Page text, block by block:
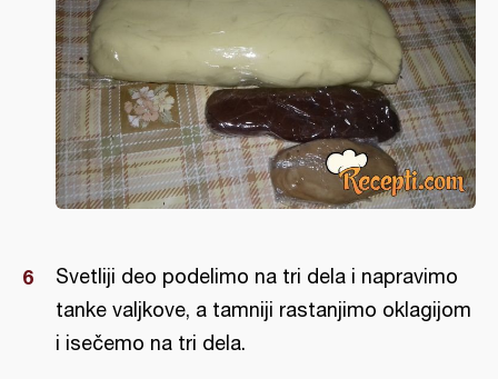
Svetliji deo podelimo na tri dela i napravimo
tanke valjkove, a tamniji rastanjimo oklagijom
i isečemo na tri dela.